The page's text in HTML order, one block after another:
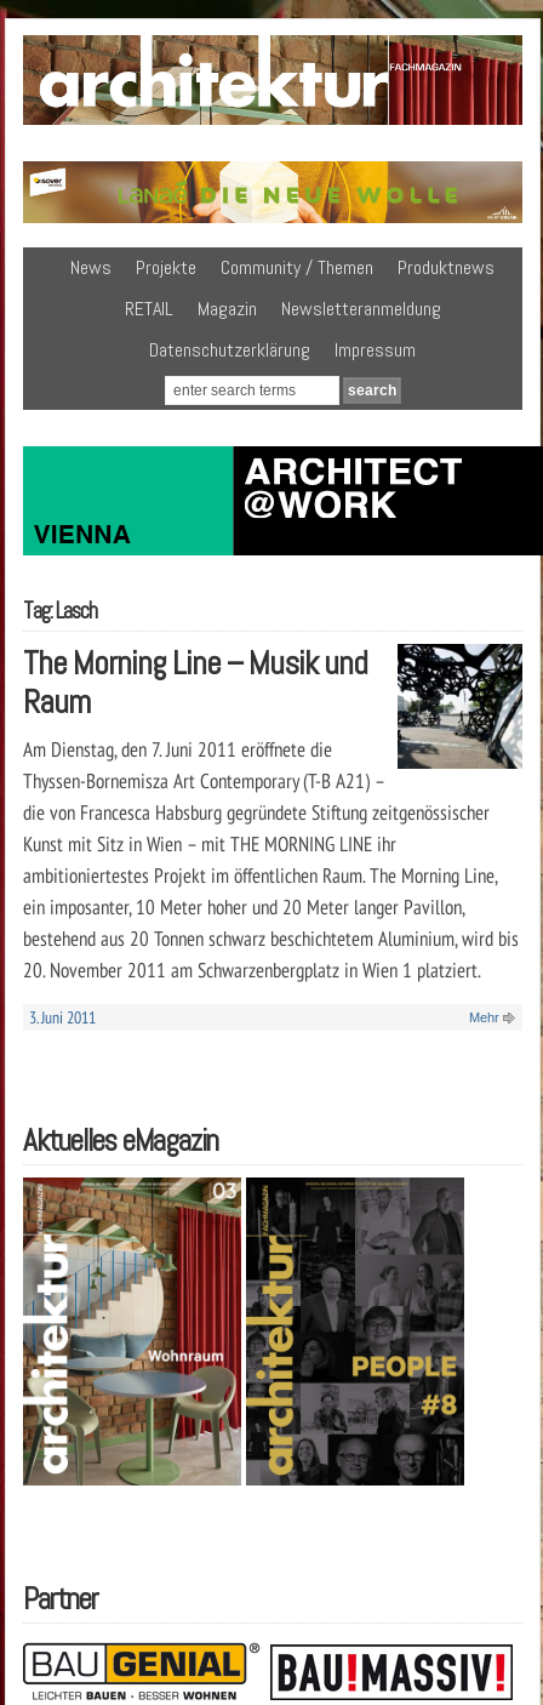
News Projekte Community / Themen
Produktnews
RETAIL
Magazin
Newsletteranmeldung
Datenschutzerklärung
Impressum
Tag: Lasch
The Morning Line – Musik und
Raum
Am Dienstag, den 7. Juni 2011 eröffnete die
Thyssen-Bornemisza Art Contemporary (T-B A21) –
die von Francesca Habsburg gegründete Stiftung zeitgenössischer
Kunst mit Sitz in Wien – mit THE MORNING LINE ihr
ambitioniertestes Projekt im öffentlichen Raum. The Morning Line,
ein imposanter, 10 Meter hoher und 20 Meter langer Pavillon,
bestehend aus 20 Tonnen schwarz beschichtetem Aluminium, wird bis
20. November 2011 am Schwarzenbergplatz in Wien 1 platziert.
3. Juni 2011 Mehr
Aktuelles eMagazin
Partner